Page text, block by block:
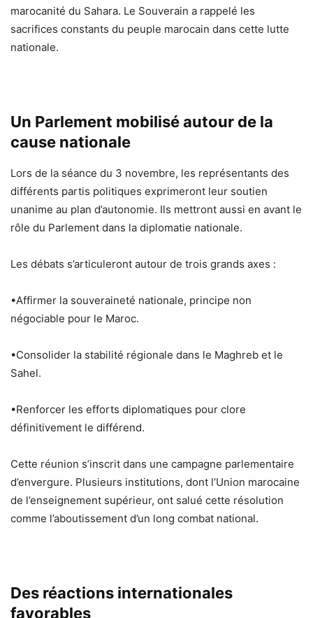
marocanité du Sahara. Le Souverain a rappelé les
sacrifices constants du peuple marocain dans cette lutte
nationale.
Un Parlement mobilisé autour de la
cause nationale
Lors de la séance du 3 novembre, les représentants des
différents partis politiques exprimeront leur soutien
unanime au plan d’autonomie. Ils mettront aussi en avant le
rôle du Parlement dans la diplomatie nationale.
Les débats s’articuleront autour de trois grands axes :
•Affirmer la souveraineté nationale, principe non
négociable pour le Maroc.
•Consolider la stabilité régionale dans le Maghreb et le
Sahel.
•Renforcer les efforts diplomatiques pour clore
définitivement le différend.
Cette réunion s’inscrit dans une campagne parlementaire
d’envergure. Plusieurs institutions, dont l’Union marocaine
de l’enseignement supérieur, ont salué cette résolution
comme l’aboutissement d’un long combat national.
Des réactions internationales
favorables